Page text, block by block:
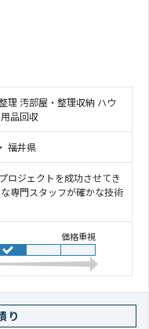
理 汚部屋・整理収納 ハウ
品回収
福井県
ロジェクトを成功させてき
専門スタッフが確かな技術
価格重視
り